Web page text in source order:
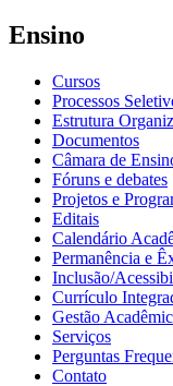
Ensino
Cursos
Processos
Estrutura
Documentos
Câmara de
Fóruns e debates
Projetos e
Editais
Calendário
Permanência e
Inclusão/
Currículo
Gestão
Serviços
Perguntas
Contato